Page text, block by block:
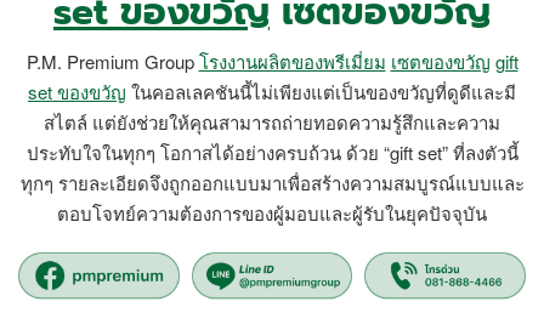
set ของขวัญ เซตของขวัญ
P.M. Premium Groupโรงงานผลิตของพรีเมี่ยม เซตของขวัญ gift
set ของขวัญ ในคอลเลคชันนี้ไม่เพียงแต่เป็นของขวัญที่ดูดีและมี
สไตล์ แต่ยังช่วยให้คุณสามารถถ่ายทอดความรู้สึกและความ
ประทับใจในทุกๆ โอกาสได้อย่างครบถ้วน ด้วย “gift set” ที่ลงตัวนี้
ทุกๆ รายละเอียดจึงถูกออกแบบมาเพื่อสร้างความสมบูรณ์แบบและ
ตอบโจทย์ความต้องการของผู้มอบและผู้รับในยุคปัจจุบัน